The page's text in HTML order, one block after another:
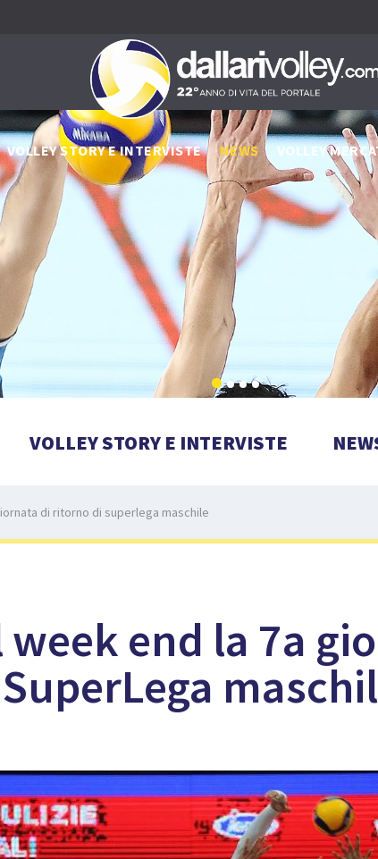
VOLLEY STORY E INTERVISTE NEWS VOLLEY
VOLLEY STORY E INTERVISTE
di ritorno di superlega maschile
end la 7a